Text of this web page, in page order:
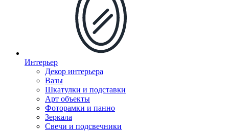
Интерьер
Декор интерьера
Вазы
Шкатулки и подставки
Арт объекты
Фоторамки и панно
Зеркала
Свечи и подсвечники